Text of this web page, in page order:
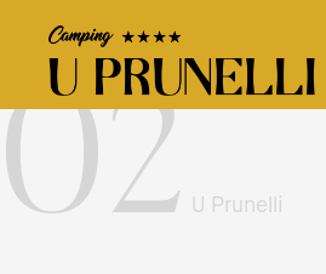
02 U Prunelli